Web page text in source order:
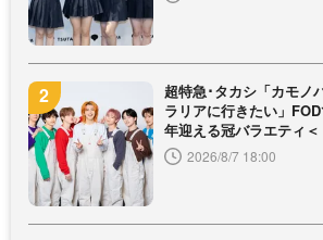
超特急･タカシ「カモノ
ラリアに行きたい」
年迎える冠バラエティ＜
2026/8/7 18:00